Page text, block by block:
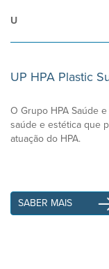
U
UP HPA Plastic
O Grupo HPA Saúde
saúde e estética que
atuação do HPA.
SABER MAIS